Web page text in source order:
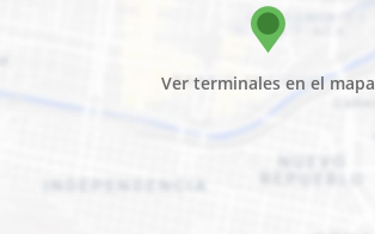
Ver terminales en el mapa